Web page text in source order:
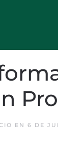
EN 6 DE